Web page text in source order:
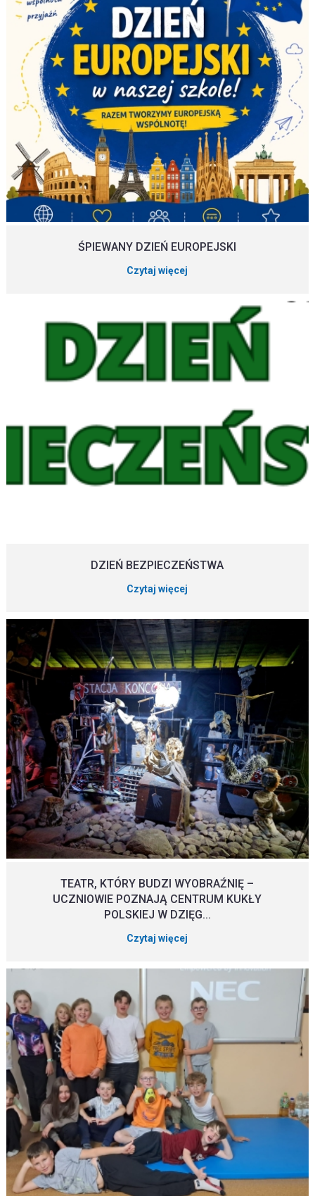
ŚPIEWANY DZIEŃ EUROPEJSKI
Czytaj więcej
DZIEŃ BEZPIECZEŃSTWA
Czytaj więcej
TEATR, KTÓRY BUDZI WYOBRAŹNIĘ –
UCZNIOWIE POZNAJĄ CENTRUM KUKŁY
POLSKIEJ W DZIĘG...
Czytaj więcej